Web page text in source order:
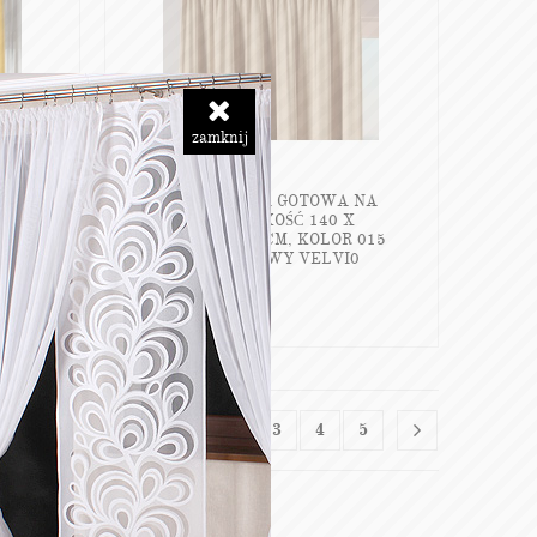
VELVI ZASŁONA GOTOWA NA
TAŚMIE, SZEROKOŚĆ 140 X
WYSOKOŚĆ 230CM, KOLOR 015
CIEMNY KREMOWY VELVI0
57,90zł/szt.
1 3 4 5
zamknij